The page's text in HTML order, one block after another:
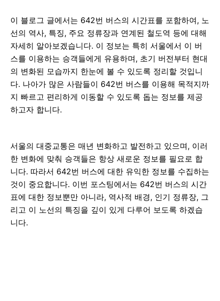
이 블로그 글에서는 642번 버스의 시간표를 포함하여, 노
선의 역사, 특징, 주요 정류장과 연계된 철도역 등에 대해
자세히 알아보겠습니다. 이 정보는 특히 서울에서 이 버
스를 이용하는 승객들에게 유용하며, 초기 버전부터 현대
의 변화된 모습까지 한눈에 볼 수 있도록 정리할 것입니
다. 나아가 많은 사람들이 642번 버스를 이용해 목적지까
지 빠르고 편리하게 이동할 수 있도록 돕는 정보를 제공
하고자 합니다.
서울의 대중교통은 매년 변화하고 발전하고 있으며, 이러
한 변화에 맞춰 승객들은 항상 새로운 정보를 필요로 합
니다. 따라서 642번 버스에 대한 유익한 정보를 수집하는
것이 중요합니다. 이번 포스팅에서는 642번 버스의 시간
표에 대한 정보뿐만 아니라, 역사적 배경, 인기 정류장, 그
리고 이 노선의 특징을 깊이 있게 다루어 보도록 하겠습
니다.